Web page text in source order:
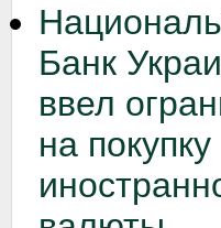
Банк
ввел
на покупку